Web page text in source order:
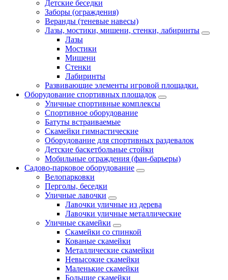
Детские беседки
Заборы (ограждения)
Веранды (теневые навесы)
Лазы, мостики, мишени, стенки, лабиринты
Лазы
Мостики
Мишени
Стенки
Лабиринты
Развивающие элементы игровой площадки.
Оборудование спортивных площадок
Уличные спортивные комплексы
Спортивное оборудование
Батуты встраиваемые
Скамейки гимнастические
Оборудование для спортивных раздевалок
Детские баскетбольные стойки
Мобильные ограждения (фан-барьеры)
Садово-парковое оборудование
Велопарковки
Перголы, беседки
Уличные лавочки
Лавочки уличные из дерева
Лавочки уличные металлические
Уличные скамейки
Скамейки со спинкой
Кованые скамейки
Металлические скамейки
Невысокие скамейки
Маленькие скамейки
Большие скамейки